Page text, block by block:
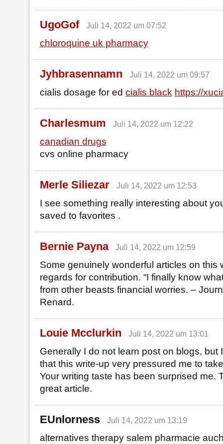
UgoGof Juli 14, 2022 um 07:52
chloroquine uk pharmacy
Jyhbrasennamn Juli 14, 2022 um 09:57
cialis dosage for ed cialis black https://
Charlesmum Juli 14, 2022 um 12:22
canadian drugs
cvs online pharmacy
Merle Siliezar Juli 14, 2022 um 12:53
I see something really interesting about
saved to favorites .
Bernie Payna Juli 14, 2022 um 12:59
Some genuinely wonderful articles on this
regards for contribution. “I finally know
from other beasts financial worries. –
Renard.
Louie Mcclurkin Juli 14, 2022 um 13:01
Generally I do not learn post on blogs, but
that this write-up very pressured me to
Your writing taste has been surprised me.
great article.
EUnlorness Juli 14, 2022 um 13:19
alternatives therapy salem pharmacie